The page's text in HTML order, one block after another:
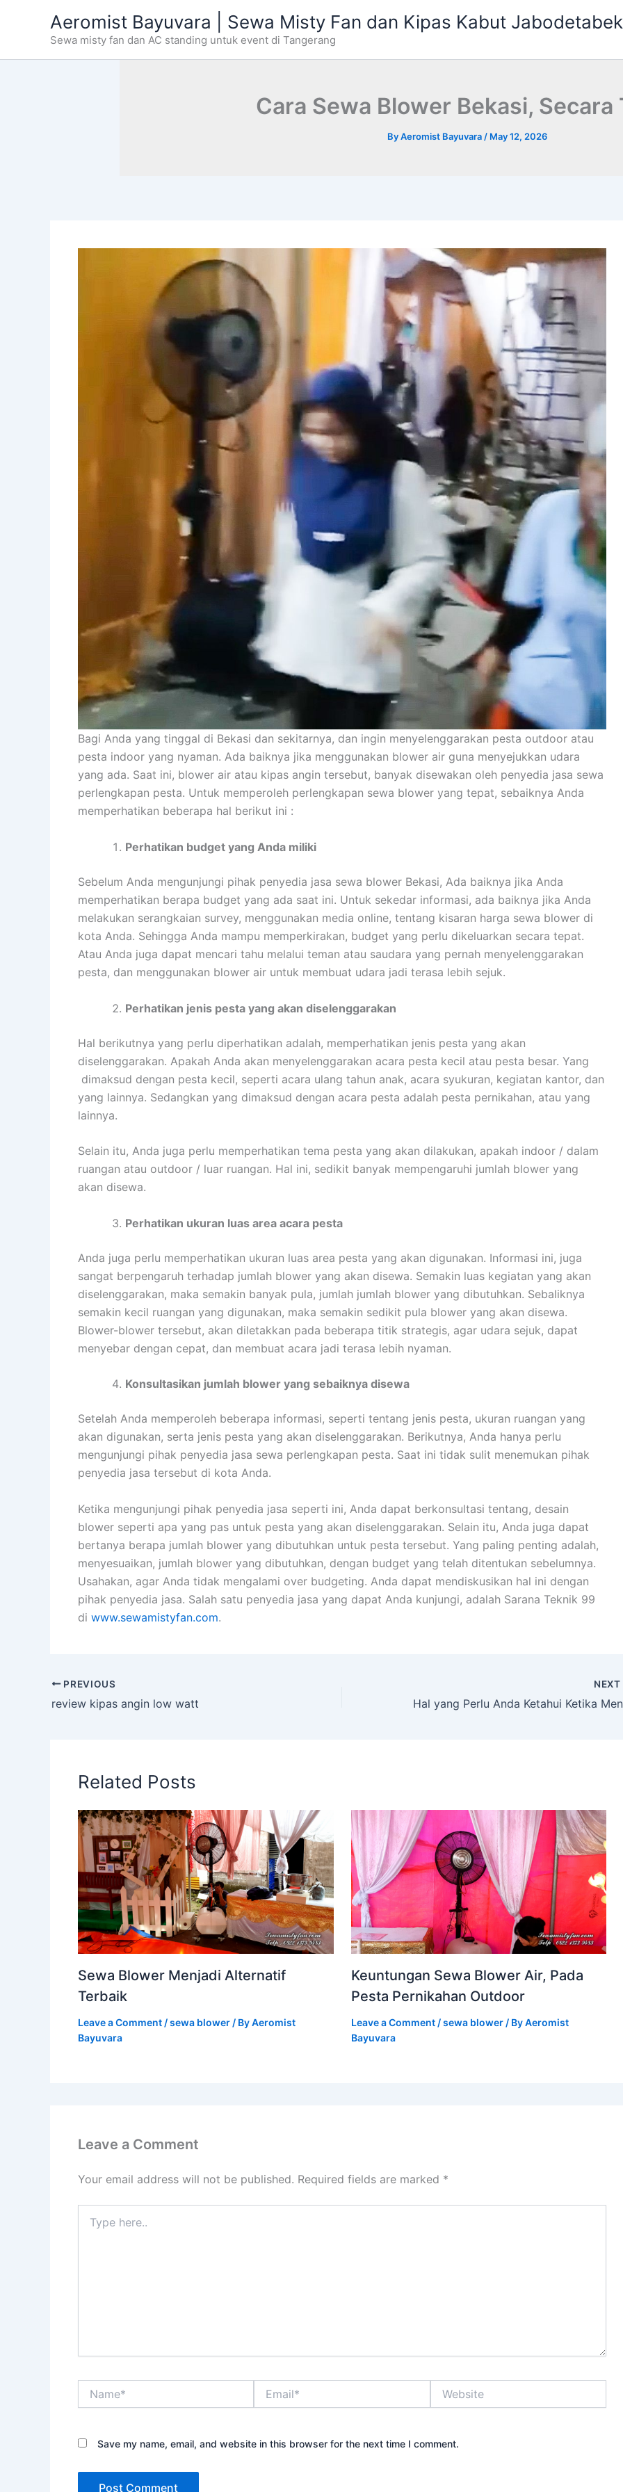
Aeromist Bayuvara | Sewa Misty Fan dan Kipas Kabut Jabodetabek
Sewa misty fan dan AC standing untuk event di Tangerang
Cara Sewa Blower Bekasi, Secara
ByAeromist Bayuvara / May 12, 2026
Bagi Anda yang tinggal di Bekasi dan sekitarnya, dan ingin menyelenggarakan pesta outdoor atau
pesta indoor yang nyaman. Ada baiknya jika menggunakan blower air guna menyejukkan udara
yang ada. Saat ini, blower air atau kipas angin tersebut, banyak disewakan oleh penyedia jasa sewa
perlengkapan pesta. Untuk memperoleh perlengkapan sewa blower yang tepat, sebaiknya Anda
memperhatikan beberapa hal berikut ini :
Perhatikan budget yang Anda miliki
Sebelum Anda mengunjungi pihak penyedia jasa sewa blower Bekasi, Ada baiknya jika Anda
memperhatikan berapa budget yang ada saat ini. Untuk sekedar informasi, ada baiknya jika Anda
melakukan serangkaian survey, menggunakan media online, tentang kisaran harga sewa blower di
kota Anda. Sehingga Anda mampu memperkirakan, budget yang perlu dikeluarkan secara tepat.
Atau Anda juga dapat mencari tahu melalui teman atau saudara yang pernah menyelenggarakan
pesta, dan menggunakan blower air untuk membuat udara jadi terasa lebih sejuk.
Perhatikan jenis pesta yang akan diselenggarakan
Hal berikutnya yang perlu diperhatikan adalah, memperhatikan jenis pesta yang akan
diselenggarakan. Apakah Anda akan menyelenggarakan acara pesta kecil atau pesta besar. Yang
dimaksud dengan pesta kecil, seperti acara ulang tahun anak, acara syukuran, kegiatan kantor, dan
yang lainnya. Sedangkan yang dimaksud dengan acara pesta adalah pesta pernikahan, atau yang
lainnya.
Selain itu, Anda juga perlu memperhatikan tema pesta yang akan dilakukan, apakah indoor / dalam
ruangan atau outdoor / luar ruangan. Hal ini, sedikit banyak mempengaruhi jumlah blower yang
akan disewa.
Perhatikan ukuran luas area acara pesta
Anda juga perlu memperhatikan ukuran luas area pesta yang akan digunakan. Informasi ini, juga
sangat berpengaruh terhadap jumlah blower yang akan disewa. Semakin luas kegiatan yang akan
diselenggarakan, maka semakin banyak pula, jumlah jumlah blower yang dibutuhkan. Sebaliknya
semakin kecil ruangan yang digunakan, maka semakin sedikit pula blower yang akan disewa.
Blower-blower tersebut, akan diletakkan pada beberapa titik strategis, agar udara sejuk, dapat
menyebar dengan cepat, dan membuat acara jadi terasa lebih nyaman.
Konsultasikan jumlah blower yang sebaiknya disewa
Setelah Anda memperoleh beberapa informasi, seperti tentang jenis pesta, ukuran ruangan yang
akan digunakan, serta jenis pesta yang akan diselenggarakan. Berikutnya, Anda hanya perlu
mengunjungi pihak penyedia jasa sewa perlengkapan pesta. Saat ini tidak sulit menemukan pihak
penyedia jasa tersebut di kota Anda.
Ketika mengunjungi pihak penyedia jasa seperti ini, Anda dapat berkonsultasi tentang, desain
blower seperti apa yang pas untuk pesta yang akan diselenggarakan. Selain itu, Anda juga dapat
bertanya berapa jumlah blower yang dibutuhkan untuk pesta tersebut. Yang paling penting adalah,
menyesuaikan, jumlah blower yang dibutuhkan, dengan budget yang telah ditentukan sebelumnya.
Usahakan, agar Anda tidak mengalami over budgeting. Anda dapat mendiskusikan hal ini dengan
pihak penyedia jasa. Salah satu penyedia jasa yang dapat Anda kunjungi, adalah Sarana Teknik 99
di www.sewamistyfan.com.
PREVIOUS
review kipas angin low watt
NEXT
Related Posts
Sewa Blower Menjadi Alternatif
Terbaik
Leave a Comment /sewa blower / ByAeromist
Bayuvara
Keuntungan Sewa Blower Air, Pada
Pesta Pernikahan Outdoor
Leave a Comment /sewa blower/ ByAeromist
Bayuvara
Leave a Comment
Your email address will not be published. Required fields are marked *
here..
Save my name, email, and website in this browser for the next time I comment.